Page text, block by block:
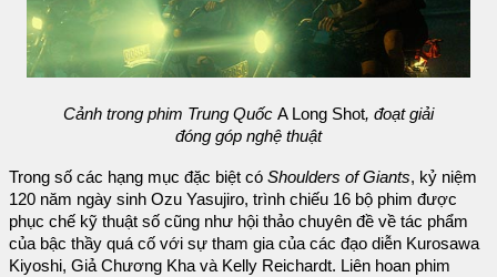
Cảnh trong phim Trung Quốc A Long Shot, đoạt giải
đóng góp nghệ thuật
Trong số các hạng mục đặc biệt có Shoulders of Giants, kỷ niệm
120 năm ngày sinh Ozu Yasujiro, trình chiếu 16 bộ phim được
phục chế kỹ thuật số cũng như hội thảo chuyên đề về tác phẩm
của bậc thầy quá cố với sự tham gia của các đạo diễn Kurosawa
Kiyoshi, Giả Chương Kha và Kelly Reichardt. Liên hoan phim